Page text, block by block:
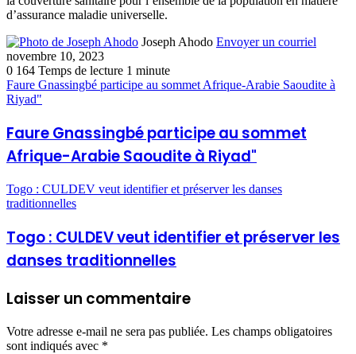
d’assurance maladie universelle.
Joseph Ahodo Envoyer un courriel
novembre 10, 2023
0 164 Temps de lecture 1 minute
Faure Gnassingbé participe au sommet Afrique-Arabie Saoudite à
Riyad"
Faure Gnassingbé participe au sommet
Afrique-Arabie Saoudite à Riyad"
Togo : CULDEV veut identifier et préserver les danses
traditionnelles
Togo : CULDEV veut identifier et préserver les
danses traditionnelles
Laisser un commentaire
Votre adresse e-mail ne sera pas publiée. Les champs obligatoires
sont indiqués avec *